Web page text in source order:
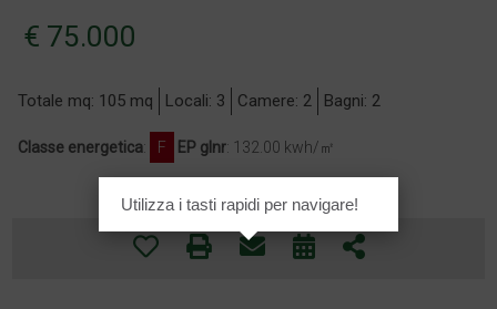
€ 75.000
Totale mq: 105 mq Locali: 3 Camere: 2 Bagni: 2
Classe energetica: F EP glnr: 132.00 kwh/㎡
Utilizza i tasti rapidi per navigare!